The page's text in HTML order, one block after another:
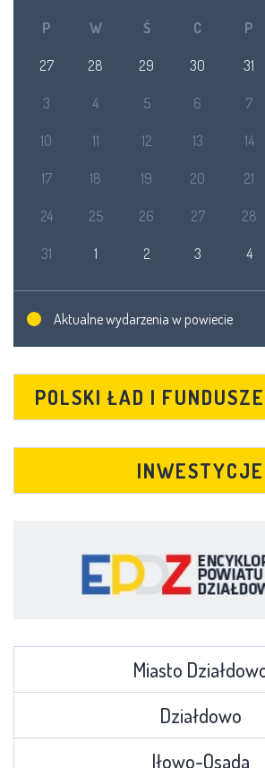
P W Ś C P
27 28 29 30 31
3 4 5 6 7
10 11 12 13 14
17 18 19 20 21
24 25 26 27 28
31 1 2 3 4
Aktualne wydarzenia w powiecie
POLSKI ŁAD I
INWESTYCJE
Miasto
Działdowo
Iłowo-Osada